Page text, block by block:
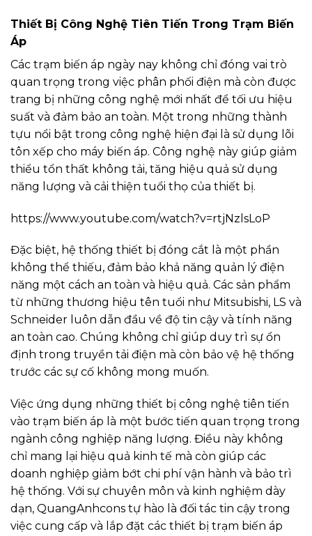
Thiết Bị Công Nghệ Tiên Tiến Trong Trạm Biến
Áp
Các trạm biến áp ngày nay không chỉ đóng vai trò
quan trọng trong việc phân phối điện mà còn được
trang bị những công nghệ mới nhất để tối ưu hiệu
suất và đảm bảo an toàn. Một trong những thành
tựu nổi bật trong công nghệ hiện đại là sử dụng lõi
tôn xếp cho máy biến áp. Công nghệ này giúp giảm
thiểu tổn thất không tải, tăng hiệu quả sử dụng
năng lượng và cải thiện tuổi thọ của thiết bị.
https://www.youtube.com/watch?v=rtjNzlsLoP
Đặc biệt, hệ thống thiết bị đóng cắt là một phần
không thể thiếu, đảm bảo khả năng quản lý điện
năng một cách an toàn và hiệu quả. Các sản phẩm
từ những thương hiệu tên tuổi như Mitsubishi, LS và
Schneider luôn dẫn đầu về độ tin cậy và tính năng
an toàn cao. Chúng không chỉ giúp duy trì sự ổn
định trong truyền tải điện mà còn bảo vệ hệ thống
trước các sự cố không mong muốn.
Việc ứng dụng những thiết bị công nghệ tiên tiến
vào trạm biến áp là một bước tiến quan trọng trong
ngành công nghiệp năng lượng. Điều này không
chỉ mang lại hiệu quả kinh tế mà còn giúp các
doanh nghiệp giảm bớt chi phí vận hành và bảo trì
hệ thống. Với sự chuyên môn và kinh nghiệm dày
dạn, QuangAnhcons tự hào là đối tác tin cậy trong
việc cung cấp và lắp đặt các thiết bị trạm biến áp